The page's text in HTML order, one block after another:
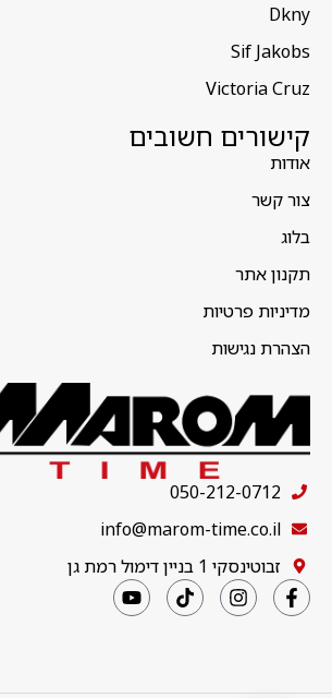
Dkny
Sif Jakobs
Victoria Cruz
קישורים חשובים
אודות
צור קשר
בלוג
תקנון אתר
מדיניות פרטיות
הצהרת נגישות
050-212-0712
info@marom-time.co.il
זבוטינסקי 1 בניין דימול רמת גן